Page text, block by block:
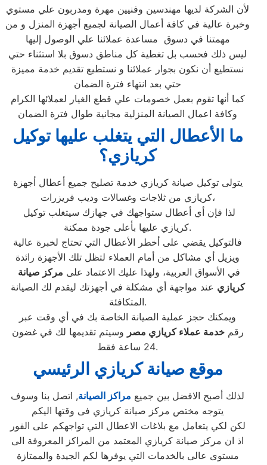
لأن الشركة لديها مهندسين وفنيين مهرة ومدربون علي مستوي
وخبرة عالية في كافة أعمال الصيانة لجميع أجهزة المنزل و من
مهمتنا في دسوق مساعدة عملائنا علي الوصول إليها
ليس ذلك فحسب بل تغطية كل مناطق دسوق بلا استثناء حتي
نستطيع أن نكون بجوار عملائنا و نستطيع تقديم خدمة مميزة
حتي بعد انتهاء فترة الضمان
كما أنها تقوم بعمل خصومات علي قطع الغيار لعملائها الكرام
وكافة اعمال الصيانة المنزلية مجانية طوال فترة الضمان
ما الأعطال التي يتغلب عليها توكيل
كريازي؟
يتولى توكيل صيانة كريازي خدمة تصليح جميع أعطال أجهزة
كريازي من ثلاجات وغسالات وديب فريزرات،
كريازي عليها بأعلى جودة ممكنة.
فالتوكيل يقضي على أخطر الأعطال التي تحتاج لخبرة عالية
ويزيل أي مشاكل من أمام العملاء لتظل تلك الأجهزة رائدة
في الأسواق العربية، ولهذا عليك الاعتماد على مركز صيانة
كريازي عند مواجهة أي مشكلة في أجهزتك ليقدم لك الصيانة
المتكافئة.
ويمكنك حجز عملية الصيانة الخاصة بك في أي وقت عبر
رقمخدمة عملاءكريازي مصر وسيتم تقديمها لك في غضون
24 ساعة فقط.
موقع صيانة كريازي الرئيسي
لذلك أصبح الافضل بين جميع مراكز الصيانة, اتصل بنا وسوف
يتوجه مختص مركز صيانة كريازي فى وقتها اليكم
لكن لكي يتعامل مع بلاغات الاعطال التي تواجهكم على الفور
اذ ان مركز صيانة كريازي المعتمد من المراكز المعروفة الى
مستوى عالى بالخدمات التي يوفرها لكم الجيدة والممتازة